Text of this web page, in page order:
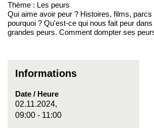
Thème : Les peurs
Qui aime avoir peur ? Histoires, films,
pourquoi ? Qu'est-ce qui nous fait peur
grandes peurs. Comment dompter ses
Informations
Date / Heure
02.11.2024,
09:00 - 11:00